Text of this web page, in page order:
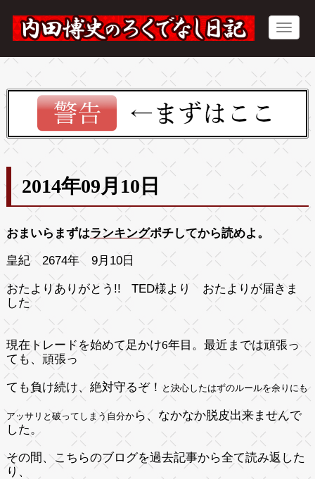
2014年09月10日
おまいらまずはランキングポチしてから読めよ。
皇紀 2674年 9月10日
おたよりありがとう!! TED様より おたよりが届きま
した
現在トレードを始めて足かけ6年目。最近までは頑張っ
ても、頑張っ
ても負け続け、絶対守るぞ！ と決心したはずのルールを余りにも
アッサリと破ってしまう自分から、なかなか脱皮出来ませんで
した。
その間、こちらのブログを過去記事から全て読み返した
り、